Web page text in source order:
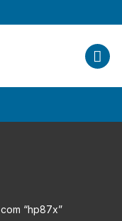
“hp87x”